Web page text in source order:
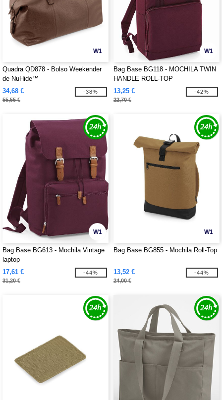
W1
Quadra QD878 - Bolso Weekender
de NuHide™
34,68 €
55,55 €
-38%
W1
Bag Base BG118 - MOCHILA TWIN
HANDLE ROLL-TOP
13,25 €
22,70 €
-42%
W1
Bag Base BG613 - Mochila Vintage
laptop
17,61 €
31,20 €
-44%
W1
Bag Base BG855 - Mochila Roll-Top
13,52 €
24,00 €
-44%